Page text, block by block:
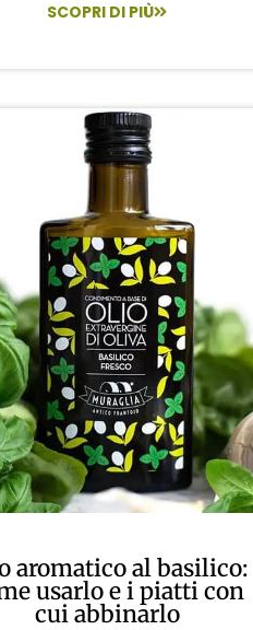
SCOPRI DI PIÙ
aromatico al basilico:
usarlo e i piatti con
cui abbinarlo